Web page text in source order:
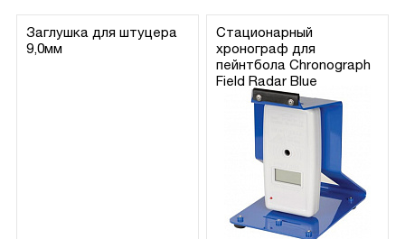
Заглушка для штуцера
9,0мм
Стационарный
хронограф для
пейнтбола Chronograph
Field Radar Blue